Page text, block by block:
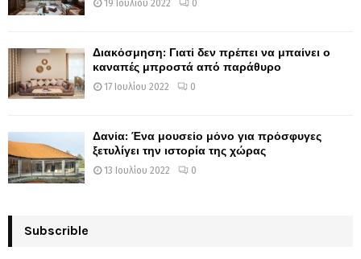
19 Ιουλίου 2022 0
Διακόσμηση: Γιατί δεν πρέπει να μπαίνει ο
καναπές μπροστά από παράθυρο
17 Ιουλίου 2022 0
Δανία: Ένα μουσείο μόνο για πρόσφυγες
ξετυλίγει την ιστορία της χώρας
13 Ιουλίου 2022 0
Subscrible